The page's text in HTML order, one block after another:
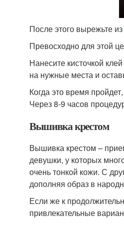
После этого вырежьте
Превосходно для этой
Нанесите кисточкой
на нужные места и
Когда это время
Через 8-9 часов
Вышивка крестом
Вышивка крестом –
девушки, у которых
очень тонкой кожи. С
дополняя образ в
Если же к
привлекательные